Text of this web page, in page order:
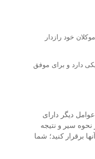
خود رازدار
دارد و برای موفق
دیگر دارای
سیر و نتیجه
برقرار کنید؛ شما